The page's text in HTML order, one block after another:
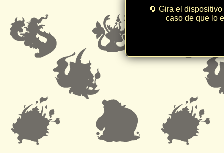
🔄 Gira el
caso de que lo